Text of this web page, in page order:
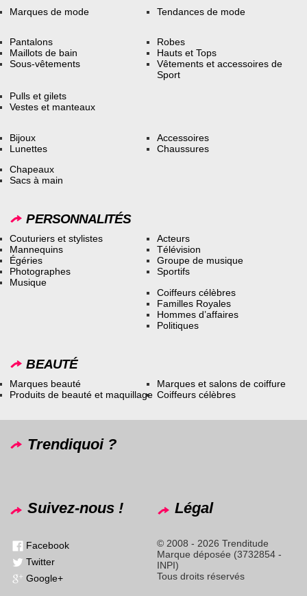
Marques de mode Tendances de mode
Pantalons
Maillots de bain
Sous-vêtements
Robes
Hauts et Tops
Vêtements et accessoires de
Sport
Pulls et gilets
Vestes et manteaux
Bijoux
Lunettes
Accessoires
Chaussures
Chapeaux
Sacs à main
PERSONNALITÉS
Couturiers et stylistes
Mannequins
Égéries
Photographes
Musique
Acteurs
Télévision
Groupe de musique
Sportifs
Coiffeurs célèbres
Familles Royales
Hommes d’affaires
Politiques
BEAUTÉ
Marques beauté
Produits de beauté et maquillage
Marques et salons de coiffure
Coiffeurs célèbres
Trendiquoi ?
Suivez-nous !
Facebook
Twitter
Google+
Légal
© 2008 - 2026 Trenditude
Marque déposée (3732854 -
INPI)
Tous droits réservés